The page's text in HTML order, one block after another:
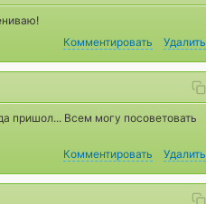
Комментировать
Удалить
пришол... Всем могу посоветовать
Комментировать
Удалить